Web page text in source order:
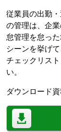
従業員の出勤
の管理は、企
怠管理を怠っ
シーンを挙げ
チェックリス
い。
ダウンロード